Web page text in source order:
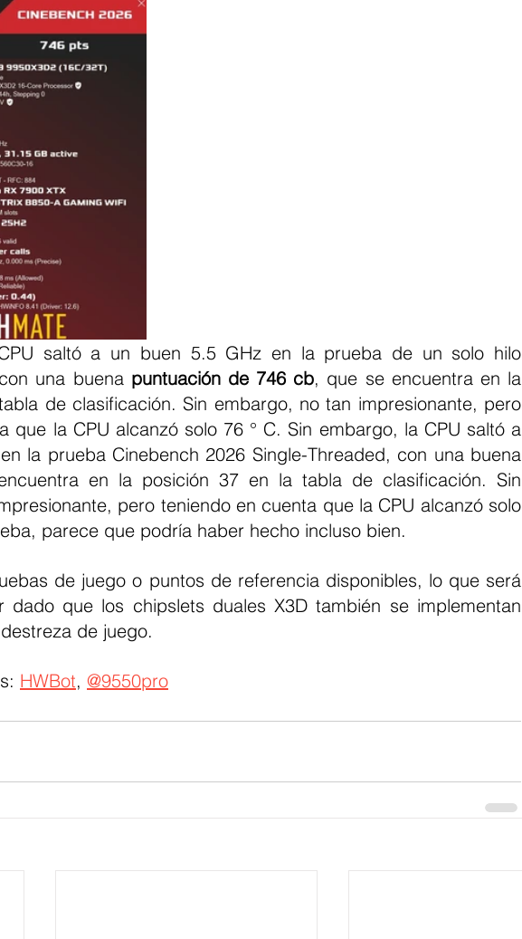
saltó a un buen 5.5 GHz en la prueba de un solo hilo
una buena puntuación de 746 cb, que se encuentra en la
de clasificación. Sin embargo, no tan impresionante, pero
que la CPU alcanzó solo 76 ° C. Sin embargo, la CPU saltó a
en la posición 37 en la tabla de clasificación. Sin
pero teniendo en cuenta que la CPU alcanzó solo
parece que podría haber hecho incluso bien.
de juego o puntos de referencia disponibles, lo que será
dado que los chipslets duales X3D también se implementan
de juego.
HWBot, @9550pro